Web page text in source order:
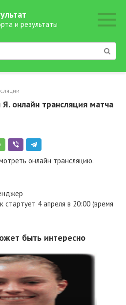
и результаты
онлайн трансляция матча
онлайн трансляцию.
4 апреля в 20:00 (время
быть интересно